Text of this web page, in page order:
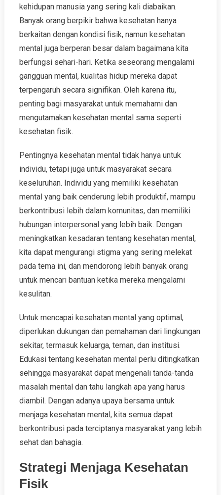
kehidupan manusia yang sering kali diabaikan.
Banyak orang berpikir bahwa kesehatan hanya
berkaitan dengan kondisi fisik, namun kesehatan
mental juga berperan besar dalam bagaimana kita
berfungsi sehari-hari. Ketika seseorang mengalami
gangguan mental, kualitas hidup mereka dapat
terpengaruh secara signifikan. Oleh karena itu,
penting bagi masyarakat untuk memahami dan
mengutamakan kesehatan mental sama seperti
kesehatan fisik.
Pentingnya kesehatan mental tidak hanya untuk
individu, tetapi juga untuk masyarakat secara
keseluruhan. Individu yang memiliki kesehatan
mental yang baik cenderung lebih produktif, mampu
berkontribusi lebih dalam komunitas, dan memiliki
hubungan interpersonal yang lebih baik. Dengan
meningkatkan kesadaran tentang kesehatan mental,
kita dapat mengurangi stigma yang sering melekat
pada tema ini, dan mendorong lebih banyak orang
untuk mencari bantuan ketika mereka mengalami
kesulitan.
Untuk mencapai kesehatan mental yang optimal,
diperlukan dukungan dan pemahaman dari lingkungan
sekitar, termasuk keluarga, teman, dan institusi.
Edukasi tentang kesehatan mental perlu ditingkatkan
sehingga masyarakat dapat mengenali tanda-tanda
masalah mental dan tahu langkah apa yang harus
diambil. Dengan adanya upaya bersama untuk
menjaga kesehatan mental, kita semua dapat
berkontribusi pada terciptanya masyarakat yang lebih
sehat dan bahagia.
Strategi Menjaga Kesehatan
Fisik